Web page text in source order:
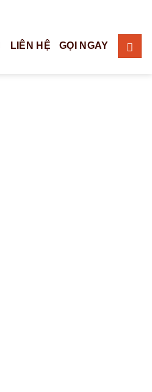
LIÊN HỆ GỌI NGAY